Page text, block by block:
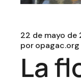
22 de mayo de
poropagac.org
La